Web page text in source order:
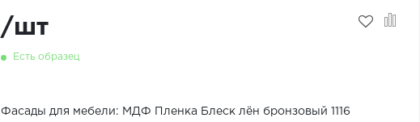
/шт
Есть образец
Фасады для мебели: МДФ Пленка Блеск лён бронзовый 1116